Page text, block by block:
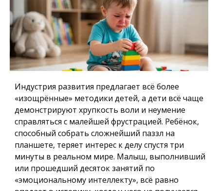
Индустрия развития предлагает всё более
«изощрённые» методики детей, а дети всё чаще
демонстрируют хрупкость воли и неумение
справляться с малейшей фрустрацией. Ребёнок,
способный собрать сложнейший паззл на
планшете, теряет интерес к делу спустя три
минуты в реальном мире. Малыш, выполнивший
или прошедший десяток занятий по
«эмоциональному интеллекту», всё равно